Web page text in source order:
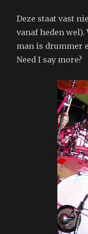
Deze staat vast
vanaf heden wel).
man is drummer
Need I say more?